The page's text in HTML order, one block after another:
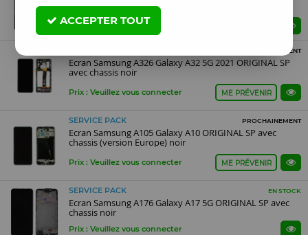
avec chassis noir
Prix : Veuillez vous connecter
PROCHAINEMENT
Ecran Samsung A326 Galaxy A32 5G 2021 ORIGINAL SP
avec chassis noir
Prix : Veuillez vous connecter ME PRÉVENIR
SERVICE PACK PROCHAINEMENT
Ecran Samsung A105 Galaxy A10 ORIGINAL SP avec
chassis (version Europe) noir
Prix : Veuillez vous connecter ME PRÉVENIR
SERVICE PACK EN STOCK
Ecran Samsung A176 Galaxy A17 5G ORIGINAL SP avec
chassis noir
Prix : Veuillez vous connecter
ACCEPTER TOUT